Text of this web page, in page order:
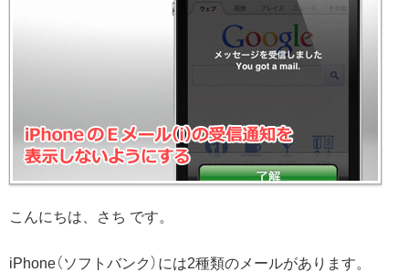
こんにちは、さち です。
iPhone（ソフトバンク）には2種類のメールがあります。